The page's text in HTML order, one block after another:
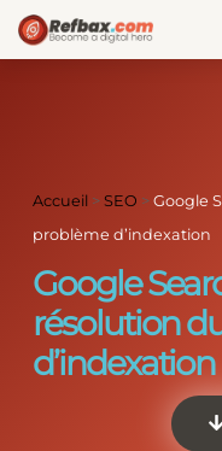
Accueil >SEO >Google
problème d’indexation
Google
résolution
d’indexation
Panneau de gestion des